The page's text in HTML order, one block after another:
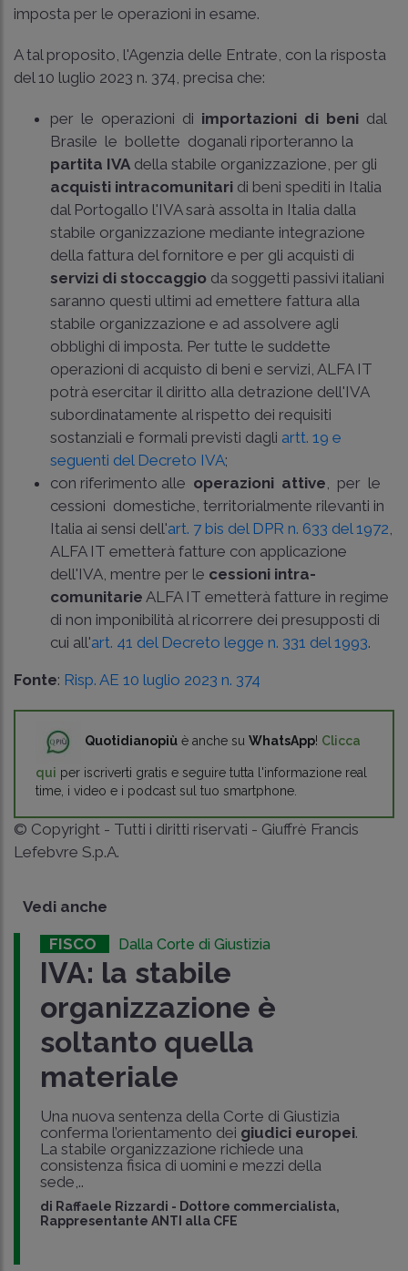
imposta per le operazioni in esame.
A tal proposito, l'Agenzia delle Entrate, con la risposta
del 10 luglio 2023 n. 374, precisa che:
per le operazioni di importazioni di beni dal
Brasile le bollette doganali riporteranno la
partita IVA della stabile organizzazione, per gli
acquisti intra­comunitari di beni spediti in Italia
dal Portogallo l'IVA sarà assolta in Italia dalla
stabile organizzazione mediante integrazione
della fattura del fornitore e per gli acquisti di
servizi di stoccaggio da soggetti passivi italiani
saranno questi ultimi ad emettere fattura alla
stabile organizzazione e ad assolvere agli
obblighi di imposta. Per tutte le suddette
operazioni di acquisto di beni e servizi, ALFA IT
potrà esercitar il diritto alla detrazione dell'IVA
subordinatamente al rispetto dei requisiti
sostanziali e formali previsti dagli artt. 19 e
seguenti del Decreto IVA;
con riferimento alle operazioni attive, per le
cessioni domestiche, territorialmente rilevanti in
Italia ai sensi dell'art. 7 bis del DPR n. 633 del 1972,
ALFA IT emetterà fatture con applicazione
dell'IVA, mentre per le cessioni intra­
comunitarie ALFA IT emetterà fatture in regime
di non imponibilità al ricorrere dei presupposti di
cui all'art. 41 del Decreto legge n. 331 del 1993.
Fonte: Risp. AE 10 luglio 2023 n. 374
Quotidianopiù è anche su WhatsApp! Clicca
qui per iscriverti gratis e seguire tutta l'informazione real
time, i video e i podcast sul tuo smartphone.
© Copyright - Tutti i diritti riservati - Giuffrè Francis
Lefebvre S.p.A.
Vedi anche
FISCO Dalla Corte di Giustizia
IVA: la stabile
organizzazione è
soltanto quella
materiale
Una nuova sentenza della Corte di Giustizia
conferma l’orientamento dei giudici europei.
La stabile organizzazione richiede una
consistenza fisica di uomini e mezzi della
sede,..
di Raffaele Rizzardi - Dottore commercialista,
Rappresentante ANTI alla CFE